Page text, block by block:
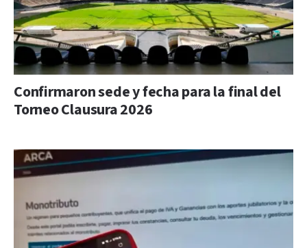
Confirmaron sede y fecha para la final del
Torneo Clausura 2026